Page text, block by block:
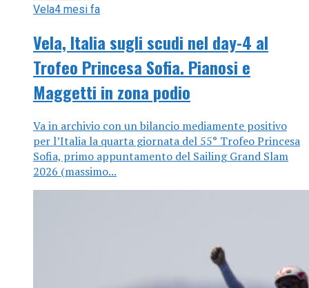
Vela4 mesi fa
Vela, Italia sugli scudi nel day-4 al
Trofeo Princesa Sofia. Pianosi e
Maggetti in zona podio
Va in archivio con un bilancio mediamente positivo
per l’Italia la quarta giornata del 55° Trofeo Princesa
Sofia, primo appuntamento del Sailing Grand Slam
2026 (massimo...